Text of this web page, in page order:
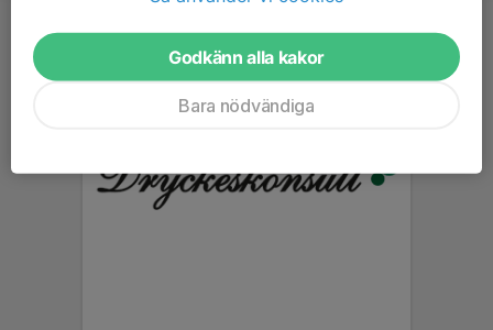
Godkänn alla kakor
Bara nödvändiga